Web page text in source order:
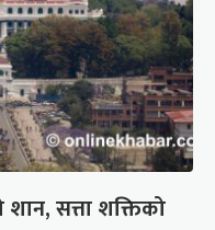
सत्ता शक्तिको